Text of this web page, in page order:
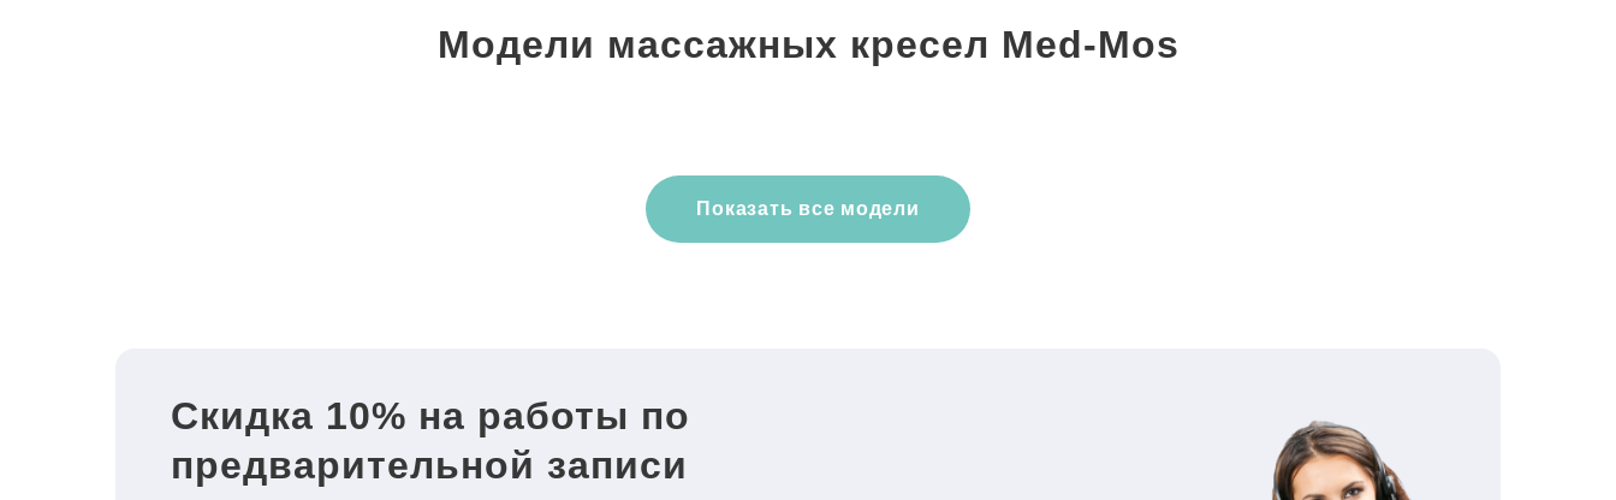
Модели массажных кресел Med-Mos
Показать все модели
Скидка 10% на работы по
предварительной записи